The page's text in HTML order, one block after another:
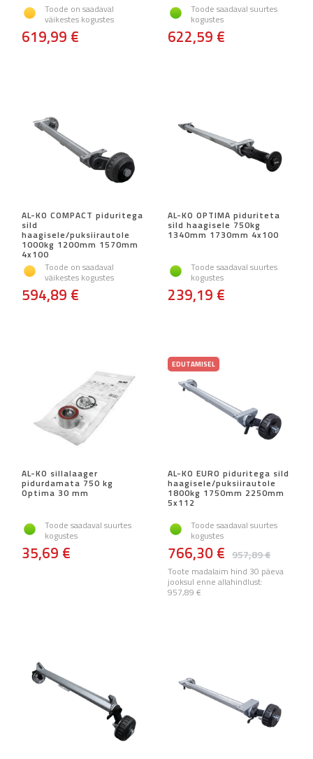
Toode on saadaval
väikestes kogustes
619,99 €
Toode saadaval suurtes
kogustes
622,59 €
AL-KO COMPACT piduritega
sild
haagisele/puksiirautole
1000kg 1200mm 1570mm
4x100
Toode on saadaval
väikestes kogustes
594,89 €
AL-KO OPTIMA piduriteta
sild haagisele 750kg
1340mm 1730mm 4x100
Toode saadaval suurtes
kogustes
239,19 €
AL-KO sillalaager
pidurdamata 750 kg
Optima 30 mm
Toode saadaval suurtes
kogustes
35,69 €
EDUTAMISEL
AL-KO EURO piduritega sild
haagisele/puksiirautole
1800kg 1750mm 2250mm
5x112
Toode saadaval suurtes
kogustes
957,89 €
766,30 €
Toote madalaim hind 30 päeva
jooksul enne allahindlust:
957,89 €